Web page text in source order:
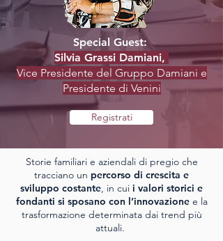
Special Guest:
Silvia Grassi Damiani,
Vice Presidente del Gruppo Damiani e
Presidente di Venini
Registrati
Storie familiari e aziendali di pregio che
tracciano un percorso di crescita e
sviluppo costante, in cui i valori storici e
fondanti si sposano con l’innovazionee la
trasformazione determinata dai trend più
attuali.